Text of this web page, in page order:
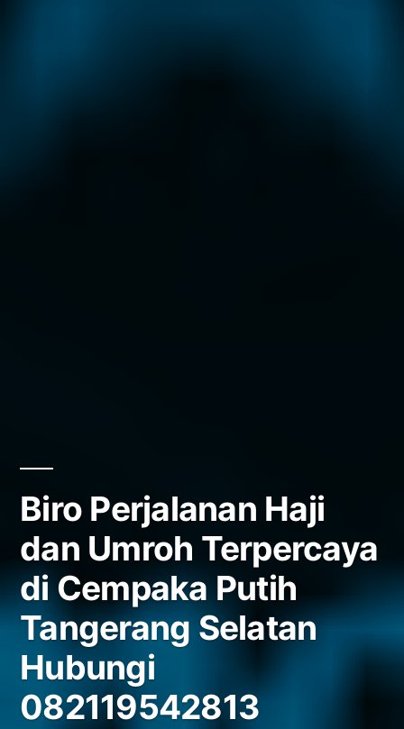
Biro Perjalanan Haji
dan Umroh Terpercaya
di Cempaka Putih
Tangerang Selatan
Hubungi
082119542813